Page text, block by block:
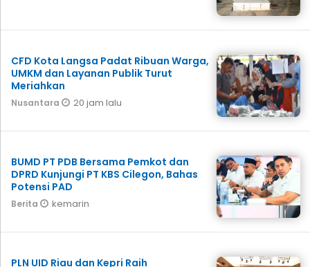
CFD Kota Langsa Padat Ribuan Warga,
UMKM dan Layanan Publik Turut
Meriahkan
Nusantara 20 jam lalu
BUMD PT PDB Bersama Pemkot dan
DPRD Kunjungi PT KBS Cilegon, Bahas
Potensi PAD
Berita kemarin
PLN UID Riau dan Kepri Raih